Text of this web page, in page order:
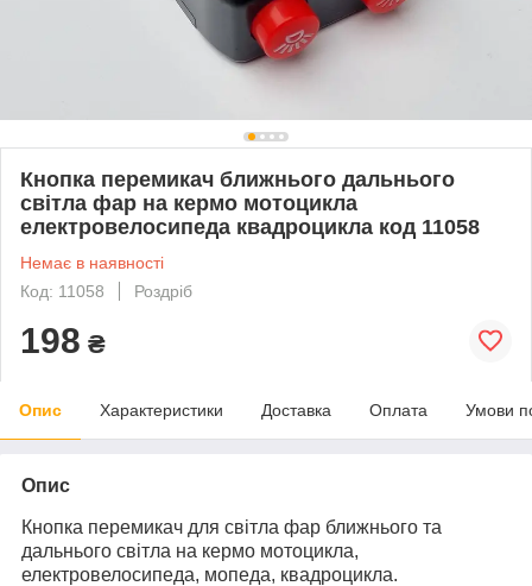
Кнопка перемикач ближнього дальнього
світла фар на кермо мотоцикла
електровелосипеда квадроцикла код 11058
Немає в наявності
Код: 11058
Роздріб
198 ₴
Опис Характеристики Доставка Оплата Умови
Опис
Кнопка перемикач для світла фар ближнього та
дальнього світла на кермо мотоцикла,
електровелосипеда, мопеда, квадроцикла.